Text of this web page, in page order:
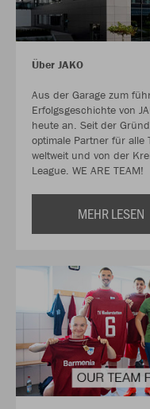
Über JAKO
Aus der Garage zum
Erfolgsgeschichte von
heute an. Seit der
optimale Partner für alle
weltweit und von der
League. WE ARE TEAM!
MEHR LESEN